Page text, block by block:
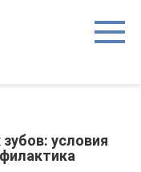
условия